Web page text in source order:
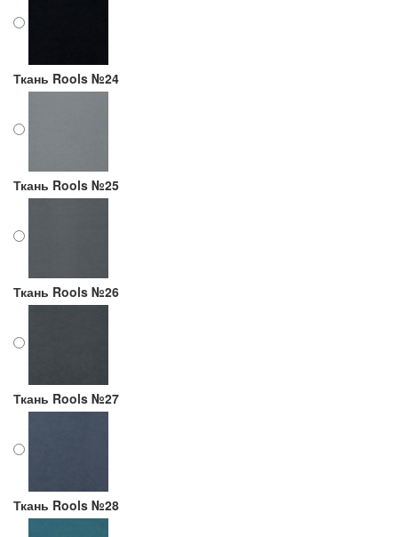
Ткань Rools №24
Ткань Rools №25
Ткань Rools №26
Ткань Rools №27
Ткань Rools №28